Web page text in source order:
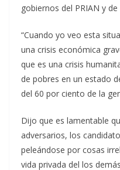
gobiernos del PRIAN y
“Cuando yo veo esta
una crisis económica
que es una crisis
de pobres en un estado
del 60 por ciento de la
Dijo que es lamentable
adversarios, los
peleándose por cosas
vida privada del los